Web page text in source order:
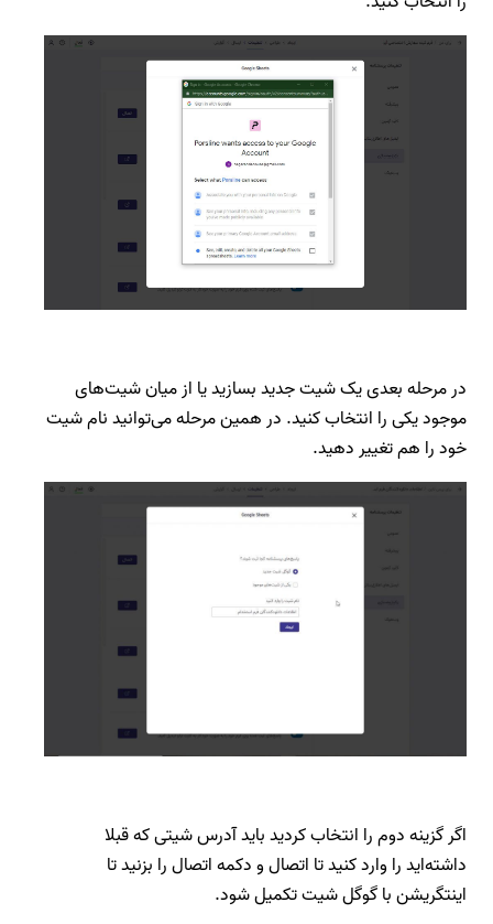
در مرحله بعدی یک شیت جدید بسازید یا از میان شیت‌های
موجود یکی را انتخاب کنید. در همین مرحله می‌توانید نام شیت
خود را هم تغییر دهید.
اگر گزینه دوم را انتخاب کردید باید آدرس شیتی که قبلا
داشته‌اید را وارد کنید تا اتصال و دکمه اتصال را بزنید تا
اینتگریشن با گوگل شیت تکمیل شود.